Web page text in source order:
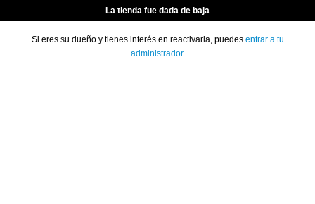
La tienda fue dada de baja
Si eres su dueño y tienes interés en reactivarla, puedes entrar a tu
administrador.